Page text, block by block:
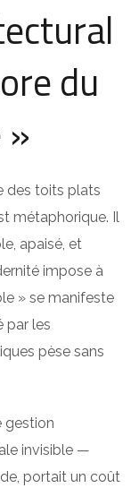
du
des toits plats
métaphorique. Il
apaisé, et
impose à
» se manifeste
par les
pèse sans
gestion
invisible —
portait un coût